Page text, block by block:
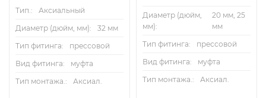
Тип.:
Аксиальный
Диаметр (дюйм, мм):
32 мм
Тип фитинга:
прессовой
Вид фитинга:
муфта
Тип монтажа.:
Аксиал.
Диаметр (дюйм,
мм):
20 мм, 25
мм
Тип фитинга:
прессовой
Вид фитинга:
муфта
Тип монтажа.:
Аксиал.